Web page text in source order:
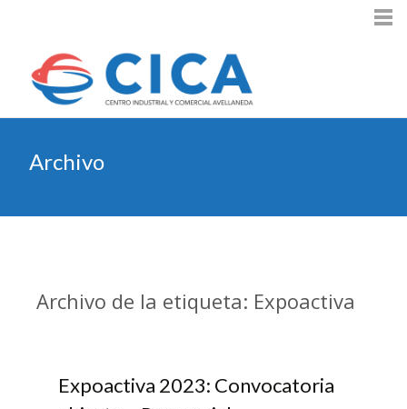
Archivo
Archivo de la etiqueta: Expoactiva
Expoactiva 2023: Convocatoria